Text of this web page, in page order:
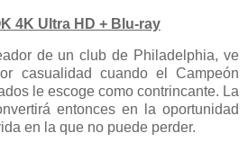
4K Ultra HD + Blu-ray
de un club de Philadelphia, ve
casualidad cuando el Campeón
le escoge como contrincante. La
entonces en la oportunidad
en la que no puede perder.